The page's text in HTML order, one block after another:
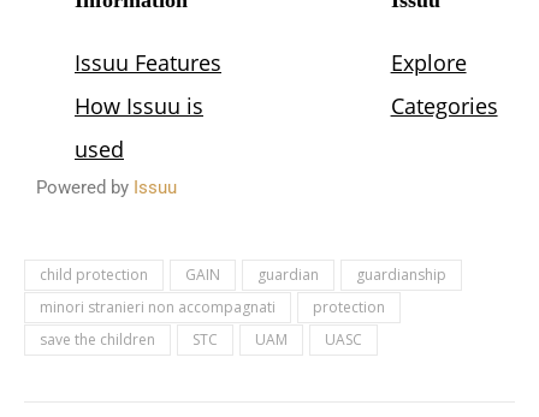
Powered by Issuu
child protection GAIN guardian
guardianship
minori stranieri non accompagnati
protection
save the children
STC UAM UASC